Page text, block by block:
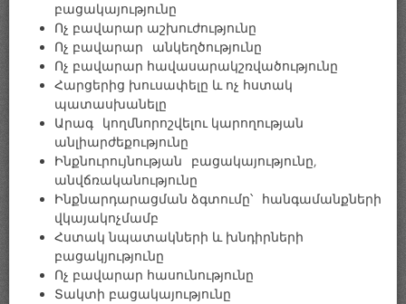
բացակայությունը
Ոչ բավարար աշխուժությունը
Ոչ բավարար անկեղծությունը
Ոչ բավարար հավասարակշռվածությունը
Հարցերից խուսափելը և ոչ հստակ
պատասխանելը
Արագ կողմնորոշվելու կարողության
անլիարժեքությունը
Ինքնուրույնության բացակայությունը,
անվճռականությունը
Ինքնարդարացման ձգտումը՝ հանգամանքների
վկայակոչմամբ
Հստակ նպատակների և խնդիրների
բացակյությունը
Ոչ բավարար հասունությունը
Տակտի բացակայությունը